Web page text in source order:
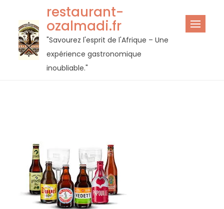
contenu
restaurant-
ozalmadi.fr
"Savourez l'esprit de l'Afrique – Une
expérience gastronomique
inoubliable."